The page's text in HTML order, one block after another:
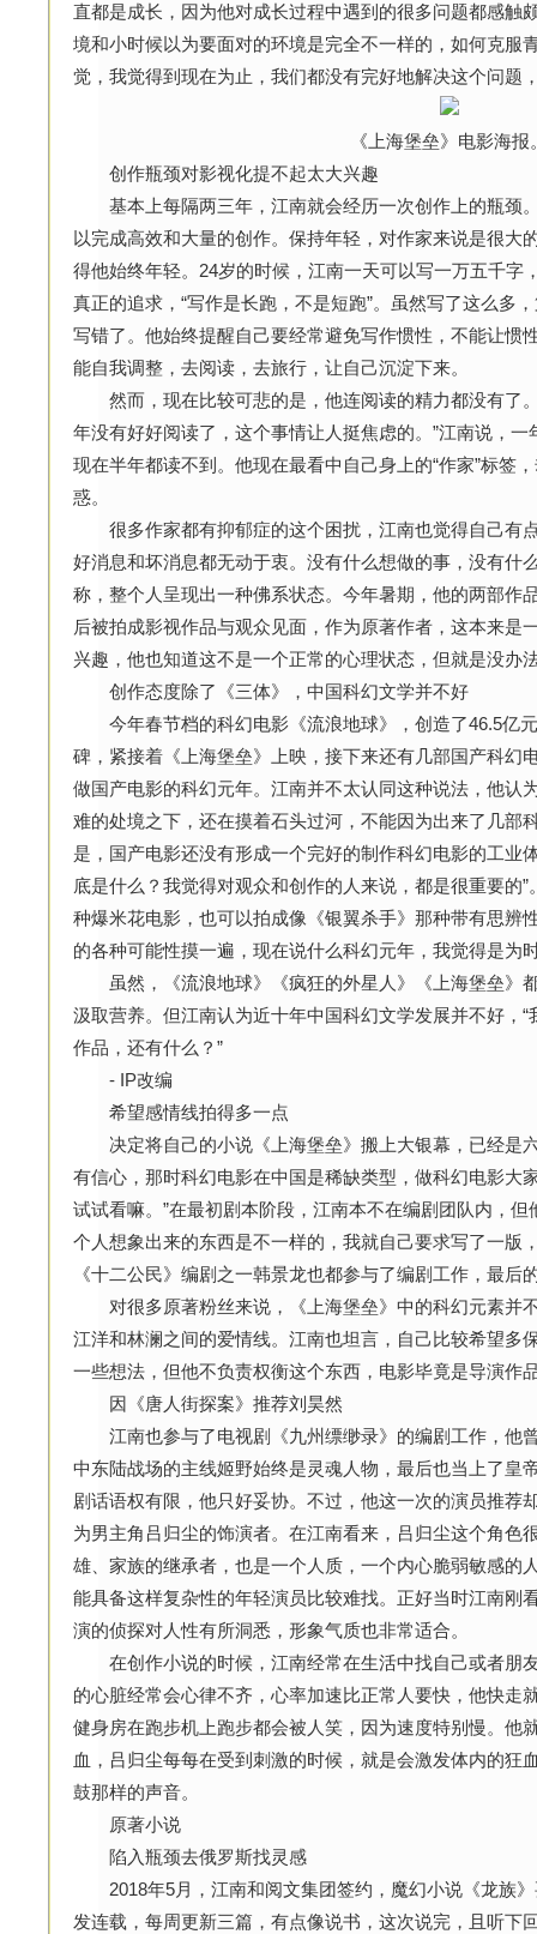
直都是成长，因为他对成长过程中遇到的很多问题都感触
境和小时候以为要面对的环境是完全不一样的，如何克服
觉，我觉得到现在为止，我们都没有完好地解决这个问题
《上海堡垒》电影海报
创作瓶颈对影视化提不起太大兴趣
基本上每隔两三年，江南就会经历一次创作上的瓶颈
以完成高效和大量的创作。保持年轻，对作家来说是很大
得他始终年轻。24岁的时候，江南一天可以写一万五千字
真正的追求，“写作是长跑，不是短跑”。虽然写了这么多
写错了。他始终提醒自己要经常避免写作惯性，不能让惯
能自我调整，去阅读，去旅行，让自己沉淀下来。
然而，现在比较可悲的是，他连阅读的精力都没有了
年没有好好阅读了，这个事情让人挺焦虑的。”江南说，
现在半年都读不到。他现在最看中自己身上的“作家”标签
惑。
很多作家都有抑郁症的这个困扰，江南也觉得自己有
好消息和坏消息都无动于衷。没有什么想做的事，没有什
称，整个人呈现出一种佛系状态。今年暑期，他的两部作
后被拍成影视作品与观众见面，作为原著作者，这本来是
兴趣，他也知道这不是一个正常的心理状态，但就是没办
创作态度除了《三体》，中国科幻文学并不好
今年春节档的科幻电影《流浪地球》，创造了46.5亿
碑，紧接着《上海堡垒》上映，接下来还有几部国产科幻
做国产电影的科幻元年。江南并不太认同这种说法，他认
难的处境之下，还在摸着石头过河，不能因为出来了几部
是，国产电影还没有形成一个完好的制作科幻电影的工业
底是什么？我觉得对观众和创作的人来说，都是很重要的
种爆米花电影，也可以拍成像《银翼杀手》那种带有思辨
的各种可能性摸一遍，现在说什么科幻元年，我觉得是为
虽然，《流浪地球》《疯狂的外星人》《上海堡垒》
汲取营养。但江南认为近十年中国科幻文学发展并不好，
作品，还有什么？”
- IP改编
希望感情线拍得多一点
决定将自己的小说《上海堡垒》搬上大银幕，已经是
有信心，那时科幻电影在中国是稀缺类型，做科幻电影大
试试看嘛。”在最初剧本阶段，江南本不在编剧团队内，
个人想象出来的东西是不一样的，我就自己要求写了一版
《十二公民》编剧之一韩景龙也都参与了编剧工作，最后
对很多原著粉丝来说，《上海堡垒》中的科幻元素并
江洋和林澜之间的爱情线。江南也坦言，自己比较希望多
一些想法，但他不负责权衡这个东西，电影毕竟是导演作
因《唐人街探案》推荐刘昊然
江南也参与了电视剧《九州缥缈录》的编剧工作，他
中东陆战场的主线姬野始终是灵魂人物，最后也当上了皇
剧话语权有限，他只好妥协。不过，他这一次的演员推荐
为男主角吕归尘的饰演者。在江南看来，吕归尘这个角色
雄、家族的继承者，也是一个人质，一个内心脆弱敏感的
能具备这样复杂性的年轻演员比较难找。正好当时江南刚
演的侦探对人性有所洞悉，形象气质也非常适合。
在创作小说的时候，江南经常在生活中找自己或者朋
的心脏经常会心律不齐，心率加速比正常人要快，他快走
健身房在跑步机上跑步都会被人笑，因为速度特别慢。他
血，吕归尘每每在受到刺激的时候，就是会激发体内的狂
鼓那样的声音。
原著小说
陷入瓶颈去俄罗斯找灵感
2018年5月，江南和阅文集团签约，魔幻小说《龙族》
发连载，每周更新三篇，有点像说书，这次说完，且听下